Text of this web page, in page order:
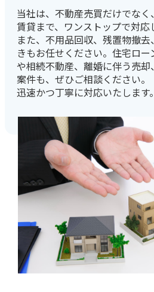
当社は、不動産売買だけでな
賃貸まで、ワンストップで対応
また、不用品回収、残置物撤
きもお任せください。住宅ロ
や相続不動産、離婚に伴う売
案件も、ぜひご相談ください。
迅速かつ丁寧に対応いたします。